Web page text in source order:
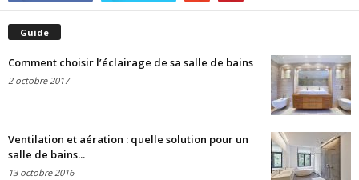
Guide
Comment choisir l’éclairage de sa salle de bains
2 octobre 2017
Ventilation et aération : quelle solution pour un
salle de bains...
13 octobre 2016